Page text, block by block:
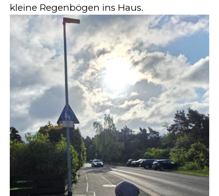
kleine Regenbögen ins Haus.